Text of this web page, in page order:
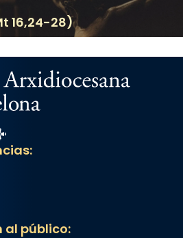
16,24-28)
Estel Cristiana
al público: